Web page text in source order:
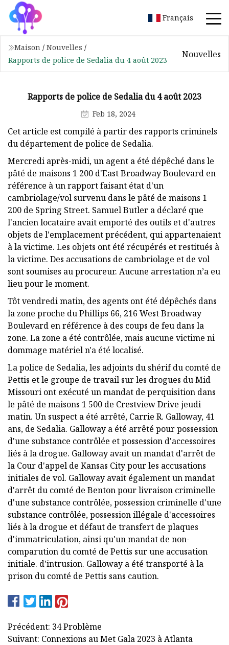
Français
Maison / Nouvelles /
Rapports de police de Sedalia du 4 août 2023
Nouvelles
Rapports de police de Sedalia du 4 août 2023
Feb 18, 2024
Cet article est compilé à partir des rapports criminels
du département de police de Sedalia.
Mercredi après-midi, un agent a été dépêché dans le
pâté de maisons 1 200 d'East Broadway Boulevard en
référence à un rapport faisant état d'un
cambriolage/vol survenu dans le pâté de maisons 1
200 de Spring Street. Samuel Butler a déclaré que
l'ancien locataire avait emporté des outils et d'autres
objets de l'emplacement précédent, qui appartenaient
à la victime. Les objets ont été récupérés et restitués à
la victime. Des accusations de cambriolage et de vol
sont soumises au procureur. Aucune arrestation n’a eu
lieu pour le moment.
Tôt vendredi matin, des agents ont été dépêchés dans
la zone proche du Phillips 66, 216 West Broadway
Boulevard en référence à des coups de feu dans la
zone. La zone a été contrôlée, mais aucune victime ni
dommage matériel n'a été localisé.
La police de Sedalia, les adjoints du shérif du comté de
Pettis et le groupe de travail sur les drogues du Mid
Missouri ont exécuté un mandat de perquisition dans
le pâté de maisons 1 500 de Crestview Drive jeudi
matin. Un suspect a été arrêté, Carrie R. Galloway, 41
ans, de Sedalia. Galloway a été arrêté pour possession
d'une substance contrôlée et possession d'accessoires
liés à la drogue. Galloway avait un mandat d'arrêt de
la Cour d'appel de Kansas City pour les accusations
initiales de vol. Galloway avait également un mandat
d'arrêt du comté de Benton pour livraison criminelle
d'une substance contrôlée, possession criminelle d'une
substance contrôlée, possession illégale d'accessoires
liés à la drogue et défaut de transfert de plaques
d'immatriculation, ainsi qu'un mandat de non-
comparution du comté de Pettis sur une accusation
initiale. d'intrusion. Galloway a été transporté à la
prison du comté de Pettis sans caution.
Précédent: 34 Problème
Suivant: Connexions au Met Gala 2023 à Atlanta